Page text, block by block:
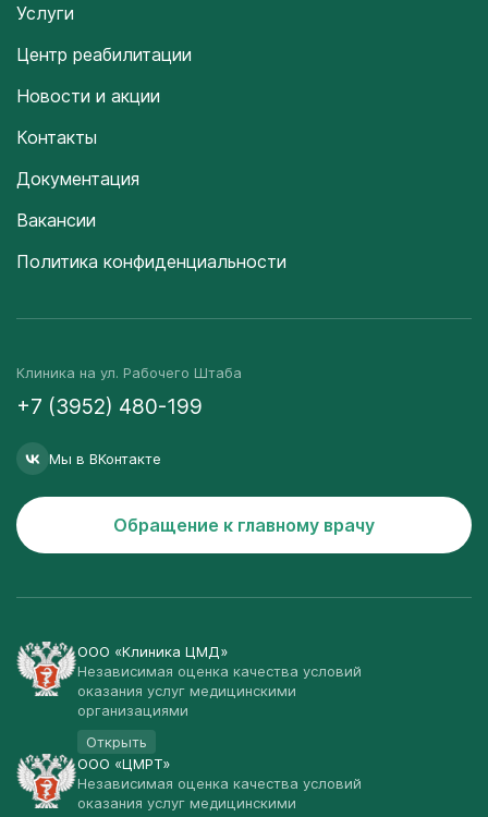
Услуги
Центр реабилитации
Новости и акции
Контакты
Документация
Вакансии
Политика конфиденциальности
Клиника на ул. Рабочего Штаба
+7 (3952) 480-199
Мы в ВКонтакте
Обращение к главному врачу
ООО «Клиника ЦМД»
Независимая оценка качества условий
оказания услуг медицинскими
организациями
Открыть
ООО «ЦМРТ»
Независимая оценка качества условий
оказания услуг медицинскими